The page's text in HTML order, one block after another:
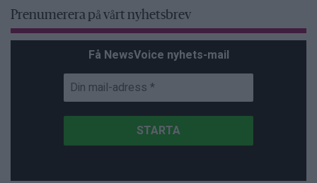
Prenumerera på vårt nyhetsbrev
Få NewsVoice nyhets-mail